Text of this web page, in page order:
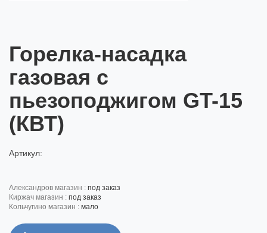
Горелка-насадка
газовая с
пьезоподжигом GT-15
(КВТ)
Артикул:
александров магазин : под заказ
киржач магазин : под заказ
кольчугино магазин : мало